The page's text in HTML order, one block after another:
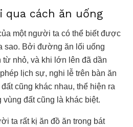
qua cách ăn uống
một người ta có thể biết được
sao. Bởi đường ăn lối uống
nhỏ, và khi lớn lên đã dần
lịch sự, nghi lễ trên bàn ăn
cũng khác nhau, thể hiện ra
đất cũng là khác biệt.
ta rất kị ăn đồ ăn trong bát